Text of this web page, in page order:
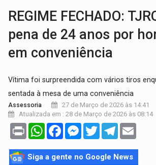
REGIME FECHADO:
pena de 24 anos por
em conveniência
Vítima foi surpreendida com vários tiros
sentada à mesa de uma conveniência
Assessoria
27 de Março de 2026 às 14:41
Atualizada em : 28 de Março de 2026 às 08:14
Print WhatsAppFacebookMessenger
TwitterTelegram
Siga a gente no Google News